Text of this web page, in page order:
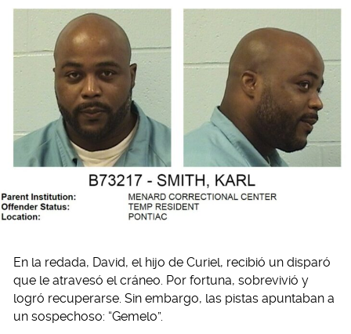
En la redada, David, el hijo de Curiel, recibió un disparó
que le atravesó el cráneo. Por fortuna, sobrevivió y
logró recuperarse. Sin embargo, las pistas apuntaban a
un sospechoso: “Gemelo”.